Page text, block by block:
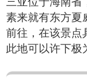
素来就有东方夏
前往，在该景点
此地可以许下极